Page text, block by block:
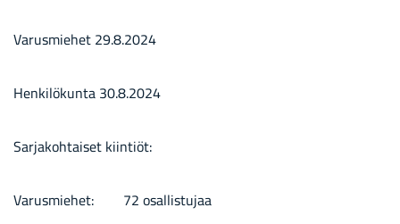
Va­rus­mie­het 29.8.2024
Hen­ki­lö­kun­ta 30.8.2024
Sar­ja­koh­tai­set kiin­tiöt:
Va­rus­mie­het: 72 osal­lis­tu­jaa